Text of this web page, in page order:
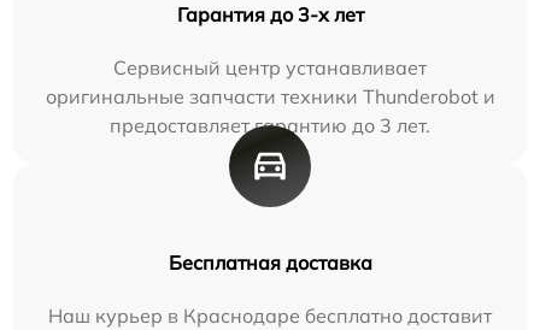
Гарантия до 3-х лет
Сервисный центр устанавливает
оригинальные запчасти техники Thunderobot и
предоставляет гарантию до 3 лет.
Бесплатная доставка
Наш курьер в Краснодаре бесплатно доставит